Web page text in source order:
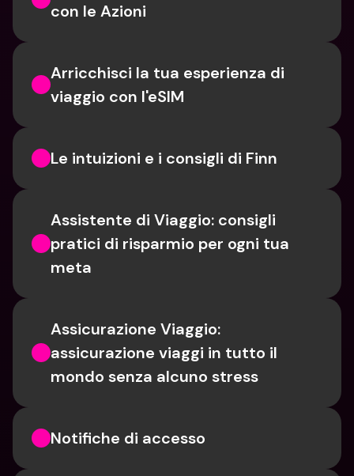
con le Azioni
Arricchisci la tua esperienza di
viaggio con l'eSIM
Le intuizioni e i consigli di Finn
Assistente di Viaggio: consigli
pratici di risparmio per ogni tua
meta
Assicurazione Viaggio:
assicurazione viaggi in tutto il
mondo senza alcuno stress
Notifiche di accesso